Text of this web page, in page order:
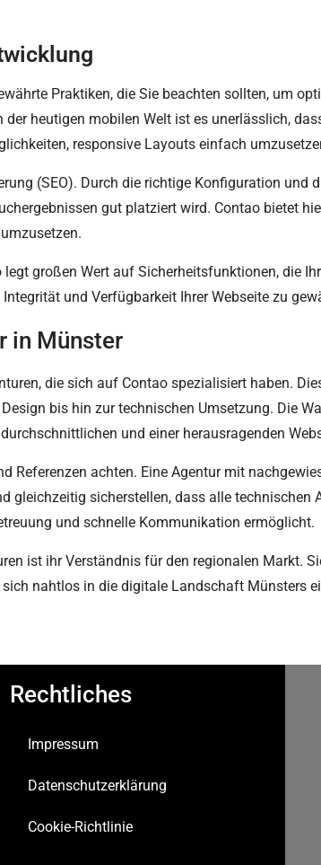
Praktiken, die Sie beachten sollten, um
heutigen mobilen Welt ist es unerlässlich,
responsive Layouts einfach
(SEO). Durch die richtige Konfiguration und
gut platziert wird. Contao bietet
großen Wert auf Sicherheitsfunktionen, die
und Verfügbarkeit Ihrer Webseite zu
in Münster
die sich auf Contao spezialisiert haben.
bis hin zur technischen Umsetzung. Die
und einer herausragenden
Referenzen achten. Eine Agentur mit
gleichzeitig sicherstellen, dass alle technischen
und schnelle Kommunikation ermöglicht.
ist ihr Verständnis für den regionalen Markt.
nahtlos in die digitale Landschaft Münsters
Rechtliches
Impressum
Datenschutzerklärung
Cookie-Richtlinie